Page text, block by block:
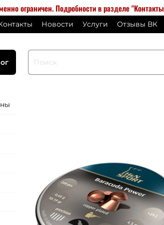
ограничен. Подробности в разделе
Новости Услуги Отзывы ВК